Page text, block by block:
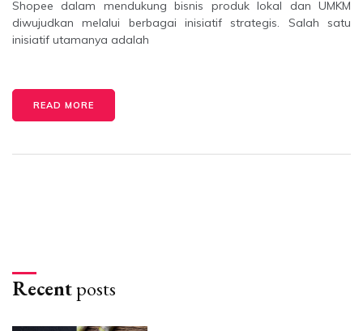
Shopee dalam mendukung bisnis produk lokal dan UMKM
diwujudkan melalui berbagai inisiatif strategis. Salah satu
inisiatif utamanya adalah
READ MORE
Recentposts